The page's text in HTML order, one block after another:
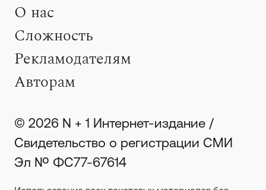
О нас
Сложность
Рекламодателям
Авторам
© 2026 N + 1 Интернет-издание /
Свидетельство о регистрации СМИ
Эл № ФС77-67614